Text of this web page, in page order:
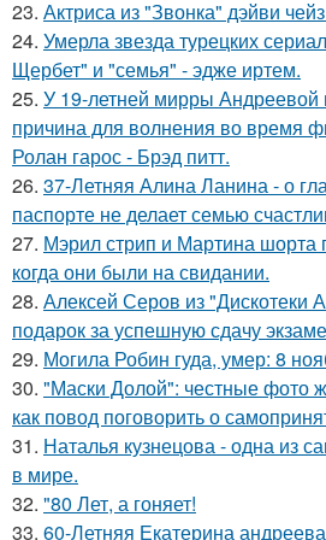
23. Актриса из "Звонка" дэйви
24. Умерла звезда турецких
Щербет" и "семья" - эдже иртем.
25. У 19-летней мирры
причина для волнения во время
Ролан гарос - Брэд питт.
26. 37-Летняя Алина Ланина - о
паспорте не делает семью
27. Мэрил стрип и Мартина шорта
когда они были на свидании.
28. Алексей Серов из "Дискотеки
подарок за успешную сдачу
29. Могила Робин гуда, умер: 8
30. "Маски Долой": честные фото
как повод поговорить о
31. Наталья кузнецова - одна из
в мире.
32. "80 Лет, а гоняет!
33. 60-Летняя Екатерина